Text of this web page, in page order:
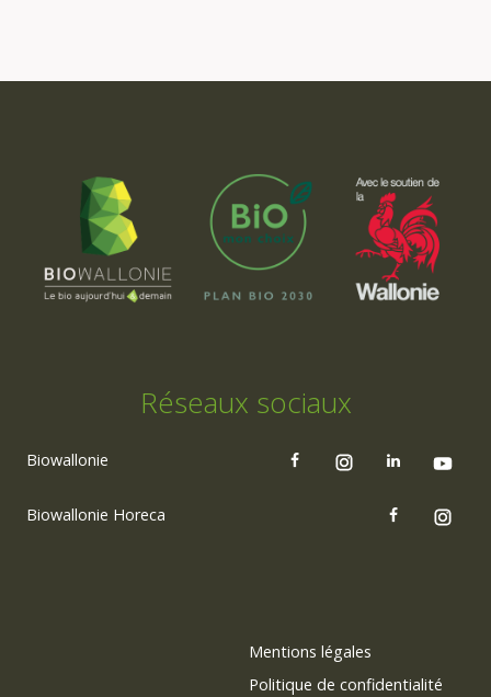
Réseaux sociaux
Biowallonie
Biowallonie Horeca
Mentions légales
Politique de confidentialité